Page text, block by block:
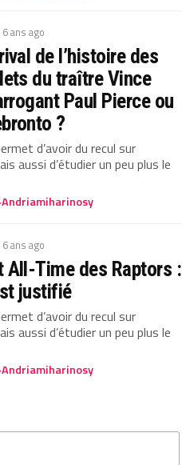
ans ago
de l’histoire des
du traître Vince
Paul Pierce ou
?
d’avoir du recul sur
aussi d’étudier un peu plus le
ans ago
All-Time des Raptors :
justifié
d’avoir du recul sur
aussi d’étudier un peu plus le